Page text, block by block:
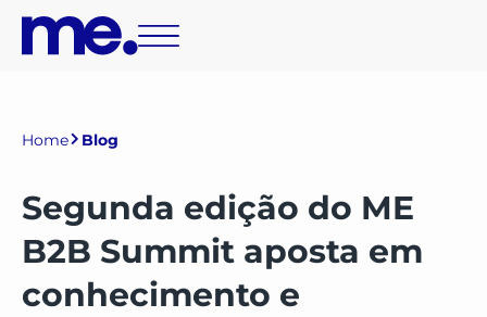
Home Blog
Segunda edição do ME
B2B Summit aposta em
conhecimento e